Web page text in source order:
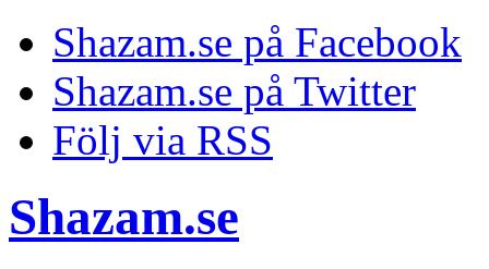
Shazam.se på Facebook
Shazam.se på Twitter
Följ via RSS
Shazam.se